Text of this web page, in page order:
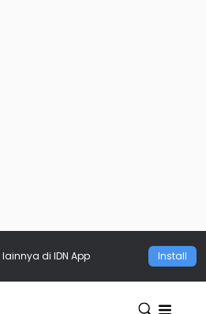
lainnya di IDN App Install